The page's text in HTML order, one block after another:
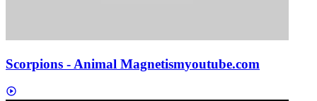
Scorpions - Animal Magnetismyoutube.com